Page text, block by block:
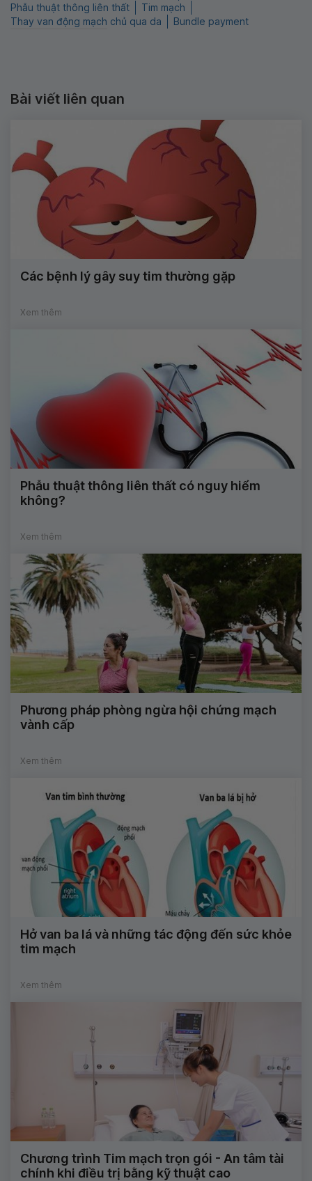
Phẫu thuật thông liên thất
Tim mạch
Thay van động mạch chủ qua da
Bundle payment
Bài viết liên quan
Các bệnh lý gây suy tim thường gặp
Xem thêm
Phẫu thuật thông liên thất có nguy hiểm
không?
Xem thêm
Phương pháp phòng ngừa hội chứng mạch
vành cấp
Xem thêm
Hở van ba lá và những tác động đến sức khỏe
tim mạch
Xem thêm
Chương trình Tim mạch trọn gói - An tâm tài
chính khi điều trị bằng kỹ thuật cao